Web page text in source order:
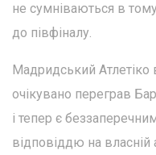
не сумніваються в
до півфіналу.
Мадридський
очікувано переграв
і тепер є
відповіддю на власній